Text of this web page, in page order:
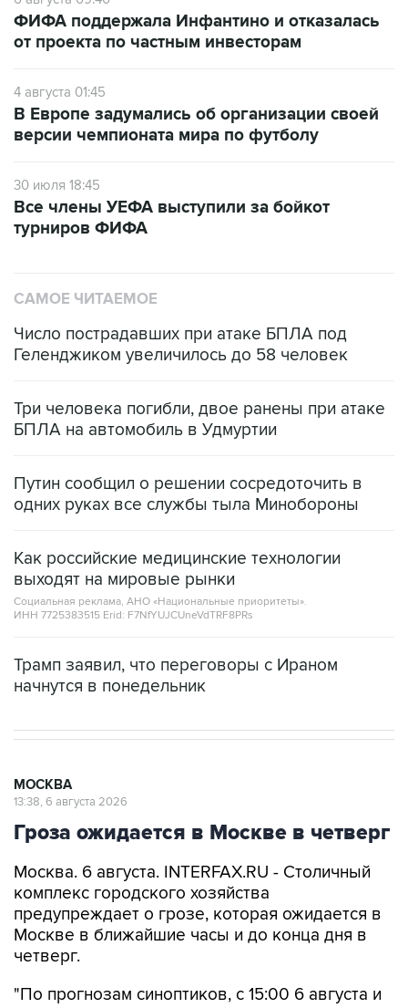
ФИФА поддержала Инфантино и отказалась
от проекта по частным инвесторам
4 августа 01:45
В Европе задумались об организации своей
версии чемпионата мира по футболу
30 июля 18:45
Все члены УЕФА выступили за бойкот
турниров ФИФА
САМОЕ ЧИТАЕМОЕ
Число пострадавших при атаке БПЛА под
Геленджиком увеличилось до 58 человек
Три человека погибли, двое ранены при атаке
БПЛА на автомобиль в Удмуртии
Путин сообщил о решении сосредоточить в
одних руках все службы тыла Минобороны
Как российские медицинские технологии
выходят на мировые рынки
Социальная реклама, АНО «Национальные приоритеты».
ИНН 7725383515 Erid: F7NfYUJCUneVdTRF8PRs
Трамп заявил, что переговоры с Ираном
начнутся в понедельник
МОСКВА
13:38, 6 августа 2026
Гроза ожидается в Москве в четверг
Москва. 6 августа. INTERFAX.RU - Столичный
комплекс городского хозяйства
предупреждает о грозе, которая ожидается в
Москве в ближайшие часы и до конца дня в
четверг.
"По прогнозам синоптиков, с 15:00 6 августа и